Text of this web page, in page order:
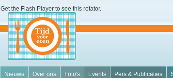
Get the Flash Player to see this rotator.
Nieuws Over ons Foto's Events Pers & Publicaties